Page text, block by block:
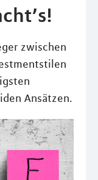
zwischen
Ansätzen.